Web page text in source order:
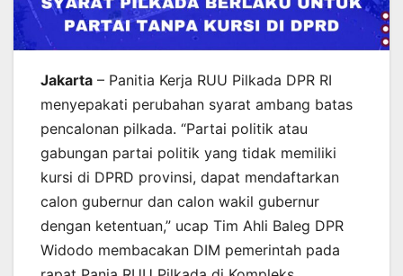
Jakarta – Panitia Kerja RUU Pilkada DPR RI
menyepakati perubahan syarat ambang batas
pencalonan pilkada. “Partai politik atau
gabungan partai politik yang tidak memiliki
kursi di DPRD provinsi, dapat mendaftarkan
calon gubernur dan calon wakil gubernur
dengan ketentuan,” ucap Tim Ahli Baleg DPR
Widodo membacakan DIM pemerintah pada